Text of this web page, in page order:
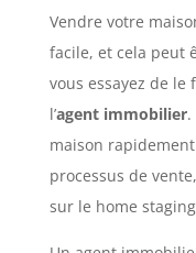
Vendre votre
facile, et cela peut
vous essayez de le
l’agent immobilier.
maison
processus de
sur le home